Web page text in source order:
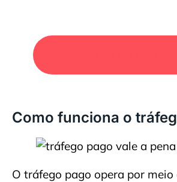
Como funciona o
O tráfego pago opera por meio